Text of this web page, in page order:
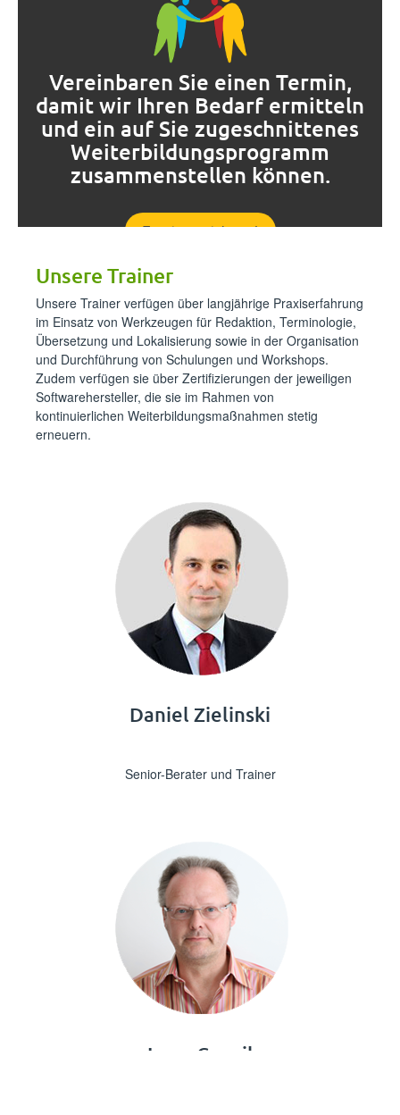
⁪⁪⁪‌‍‍‍‍‌‍‌‌​‍‍‌‌‌‍‍‌‌​​​‌‌‍‌‌‍‍‍​‌​‍‌‌‌‍‍‌⁪Vereinbaren Sie einen Termin,
damit wir Ihren Bedarf ermitteln
und ein auf Sie zugeschnittenes
Weiterbildungsprogramm
zusammenstellen können.⁪⁪
⁪⁪⁪‌‌​​‌‍‍‍‌‌‍‍‍‍‍​​‌‌​‍​‍‌‍​‌​‍‌‍​​‌​​​‌‌​⁪Termin vereinbaren!⁪⁪
⁪⁪⁪‌‌​‌‍‌​‌‍‍‍​‍‌​‌‌​​​‌​​‌​‌‍​​​‍​​​‌‌​‌‌‌​⁪Unsere Trainer⁪⁪
⁪⁪⁪‌​‍​‌‍‍‌​‍​‌‍​‌​​‍​‌‌‌​‍‍​‌‌‍‌‌‌‌‍‍​‌‍⁪Unsere Trainer verfügen über langjährige Praxiserfahrung
im Einsatz von Werkzeugen für Redaktion, Terminologie,
Übersetzung und Lokalisierung sowie in der Organisation
und Durchführung von Schulungen und Workshops.
Zudem verfügen sie über Zertifizierungen der jeweiligen
Softwarehersteller, die sie im Rahmen von
kontinuierlichen Weiterbildungsmaßnahmen stetig
erneuern. ⁪⁪
⁪⁪⁪‍‌​​​‍​‌‍‍‌‌‌​‍‌​​​‌​​‌‍‍‍‌​‍‍‍​‍​​​‍​​‍⁪Daniel Zielinski⁪⁪
⁪⁪⁪‌​​‍‌​‌‍​‌‌​​‍​‌‌​​​​‍​‍‍‍‍‍​‍‍‍​‍‌‍‌​⁪Senior-Berater und Trainer⁪⁪
⁪⁪⁪‌​‍‍‍​‍‌‌‍​‌‌‍‍​‌‌‌‌‍‌‌‍​​‌‌‍​‌​‍​​​​⁪Jerzy Czopik⁪⁪